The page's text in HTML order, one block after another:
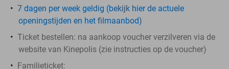
7 dagen per week geldig (bekijk hier de actuele
openingstijden en het filmaanbod)
Ticket bestellen: na aankoop voucher verzilveren via de
website van Kinepolis (zie instructies op de voucher)
Familieticket: